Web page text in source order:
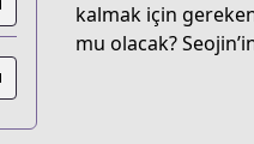
content/픽-미-업/3205
kalmak için
mu olacak?